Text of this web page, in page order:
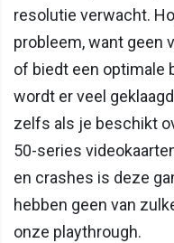
resolutie verwacht.
probleem, want geen
of biedt een optimale
wordt er veel
zelfs als je beschikt
50-series
en crashes is deze
hebben geen van
onze playthrough.